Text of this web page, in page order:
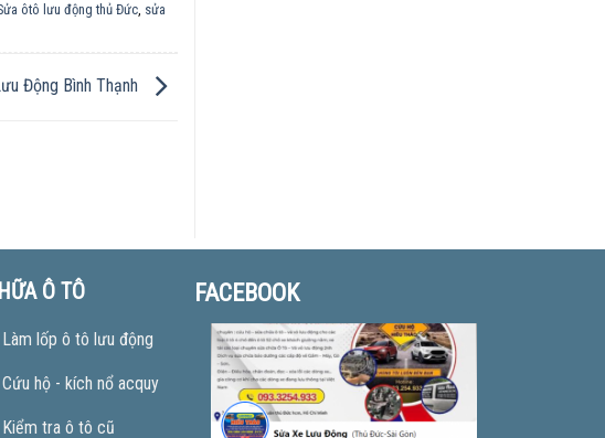
ôtô lưu động thủ Đức, sửa
Động Bình Thạnh
Ô TÔ
Làm lốp ô tô lưu động
Cứu hộ - kích nổ acquy
Kiểm tra ô tô cũ
FACEBOOK